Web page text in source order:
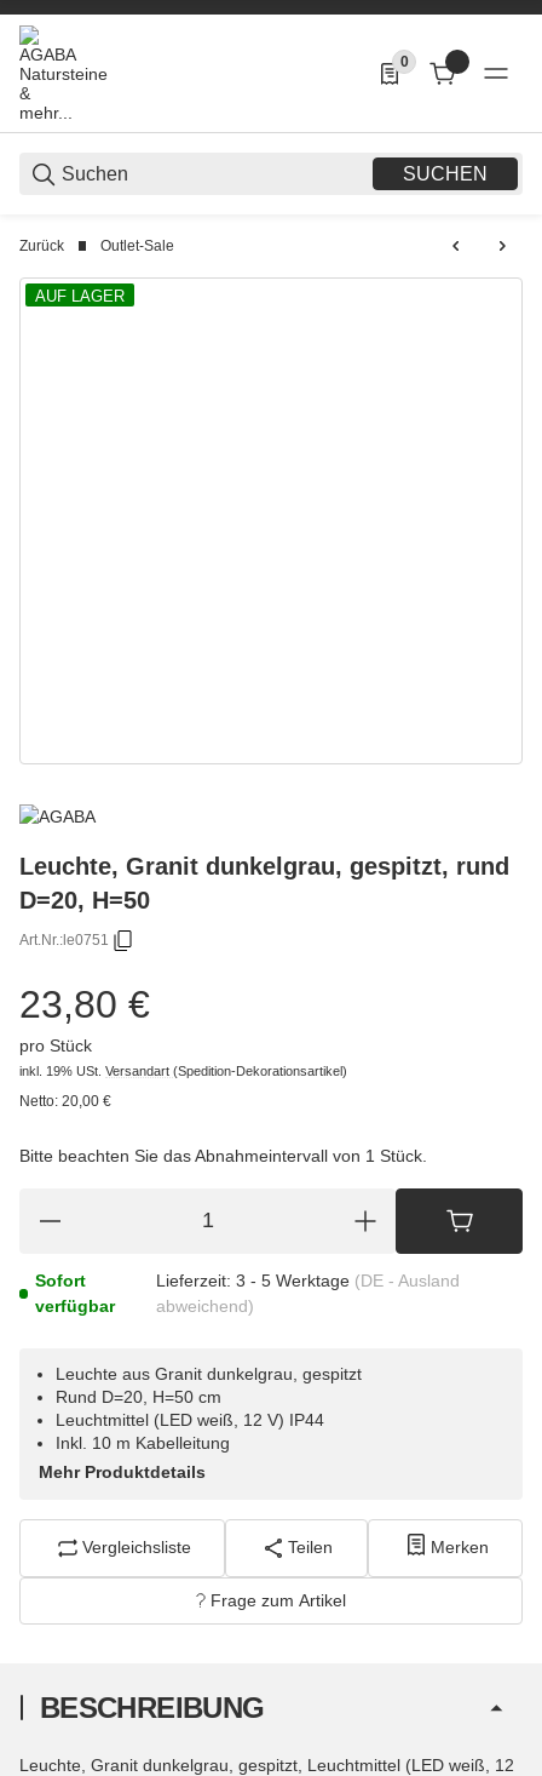
SUCHEN
0
0 Produkte in der
Zurück Outlet-Sale
AUF LAGER
Leuchte, Granit dunkelgrau, gespitzt, rund
D=20, H=50
Art.Nr.: le0751
23,80 €
pro Stück
inkl. 19% USt. Versandart (Spedition-Dekorationsartikel)
Netto: 20,00 €
Bitte beachten Sie das Abnahmeintervall von 1 Stück.
Sofort
verfügbar
Lieferzeit: 3 - 5 Werktage (DE - Ausland
abweichend)
Leuchte aus Granit dunkelgrau, gespitzt
Rund D=20, H=50 cm
Leuchtmittel (LED weiß, 12 V) IP44
Inkl. 10 m Kabelleitung
Mehr Produktdetails
Vergleichsliste Teilen Merken
Frage zum Artikel
BESCHREIBUNG
Leuchte, Granit dunkelgrau, gespitzt, Leuchtmittel (LED weiß, 12